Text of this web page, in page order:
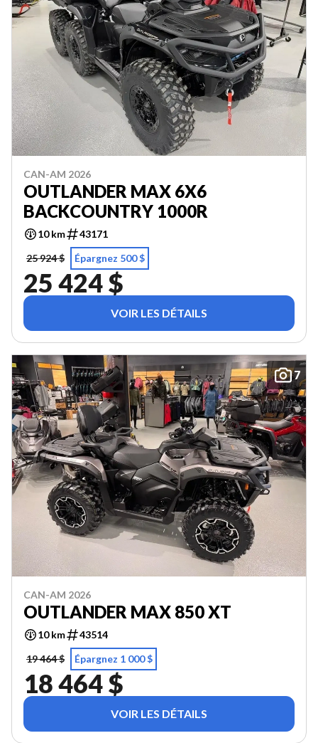
CAN-AM 2026
OUTLANDER MAX 6X6
BACKCOUNTRY 1000R
10 km
43171
25 924 $
Épargnez 500 $
25 424 $
VOIR LES DÉTAILS
7
CAN-AM 2026
OUTLANDER MAX 850 XT
10 km
43514
19 464 $
Épargnez 1 000 $
18 464 $
VOIR LES DÉTAILS